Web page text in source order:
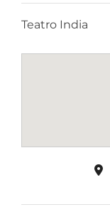
Teatro India